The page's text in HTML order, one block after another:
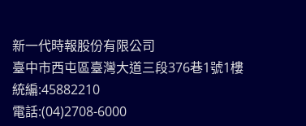
頁
新一代時報股份有限公司
臺中市西屯區臺灣大道三段376巷1號1樓
統編:45882210
電話:(04)2708-6000